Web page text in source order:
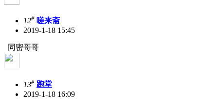
12# 嗟来斋
2019-1-18 15:45
同密哥哥
13# 跑堂
2019-1-18 16:09